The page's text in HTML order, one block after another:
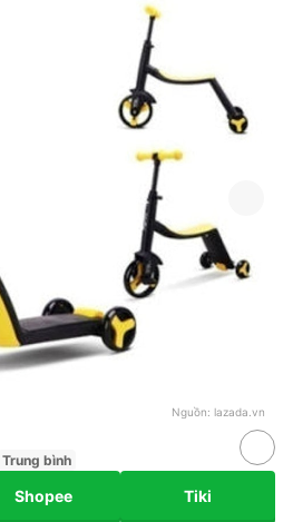
Nguồn: lazada.vn
Trung bình
Shopee Tiki